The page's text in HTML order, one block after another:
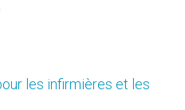
les infirmières et les